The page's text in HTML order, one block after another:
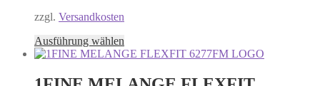
der
gewählt
werden
zzgl. Versandkosten
Ausführung wählen
Produkt
mehrere